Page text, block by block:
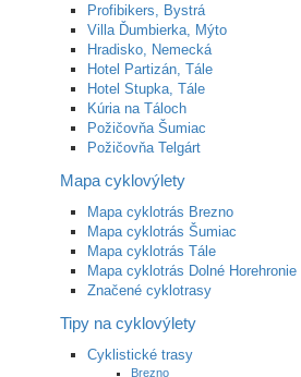
Profibikers, Bystrá
Villa Ďumbierka, Mýto
Hradisko, Nemecká
Hotel Partizán, Tále
Hotel Stupka, Tále
Kúria na Táloch
Požičovňa Šumiac
Požičovňa Telgárt
Mapa cyklovýlety
Mapa cyklotrás Brezno
Mapa cyklotrás Šumiac
Mapa cyklotrás Tále
Mapa cyklotrás Dolné Horehronie
Značené cyklotrasy
Tipy na cyklovýlety
Cyklistické trasy
Brezno